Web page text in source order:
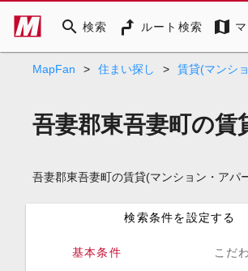
search 検索 ルート検索 map
MapFan > 住まい探し > 賃貸(マンシ
吾妻郡東吾妻町の
吾妻郡東吾妻町の賃貸(マンション・アパ
検索条件を設定する
基本条件 こだ